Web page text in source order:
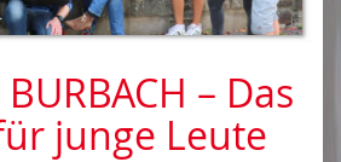
– Das
junge Leute